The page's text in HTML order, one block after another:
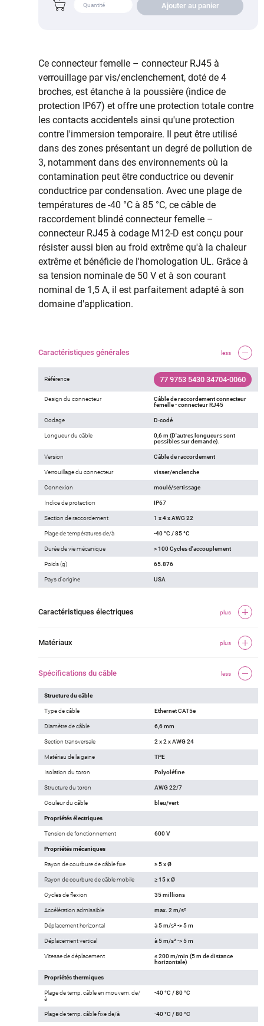
Ajouter au panier
Ce connecteur femelle – connecteur RJ45 à
verrouillage par vis/enclenchement, doté de 4
broches, est étanche à la poussière (indice de
protection IP67) et offre une protection totale contre
les contacts accidentels ainsi qu'une protection
contre l'immersion temporaire. Il peut être utilisé
dans des zones présentant un degré de pollution de
3, notamment dans des environnements où la
contamination peut être conductrice ou devenir
conductrice par condensation. Avec une plage de
températures de -40 °C à 85 °C, ce câble de
raccordement blindé connecteur femelle –
connecteur RJ45 à codage M12-D est conçu pour
résister aussi bien au froid extrême qu'à la chaleur
extrême et bénéficie de l'homologation UL. Grâce à
sa tension nominale de 50 V et à son courant
nominal de 1,5 A, il est parfaitement adapté à son
domaine d'application.
Caractéristiques générales less
Référence 77 9753 5430 34704-0060
Design du connecteur
Câble de raccordement connecteur
femelle - connecteur RJ45
Codage D-codé
Longueur du câble
0,6 m (D'autres longueurs sont
possibles sur demande).
Version Câble de raccordement
Verrouillage du connecteur visser/enclenche
Connexion moulé/sertissage
Indice de protection IP67
Section de raccordement 1 x 4 x AWG 22
Plage de températures de/à -40 °C / 85 °C
Durée de vie mécanique > 100 Cycles d'accouplement
Poids (g) 65.876
Pays d'origine USA
Caractéristiques électriques plus
Matériaux plus
Spécifications du câble less
Structure du câble
Type de câble Ethernet CAT5e
Diamètre de câble 6,6 mm
Section transversale 2 x 2 x AWG 24
Matériau de la gaine TPE
Isolation du toron Polyoléfine
Structure du toron AWG 22/7
Couleur du câble bleu/vert
Propriétés électriques
Tension de fonctionnement 600 V
Propriétés mécaniques
Rayon de courbure de câble fixe ≥ 5 x Ø
Rayon de courbure de câble mobile ≥ 15 x Ø
Cycles de flexion 35 millions
Accélération admissible max. 2 m/s²
Déplacement horizontal à 5 m/s² -> 5 m
Déplacement vertical à 5 m/s² -> 5 m
Vitesse de déplacement
≤ 200 m/min (5 m de distance
horizontale)
Propriétés thermiques
Plage de temp. câble en mouvem. de/
à
-40 °C / 80 °C
Plage de temp. câble fixe de/à -40 °C / 80 °C